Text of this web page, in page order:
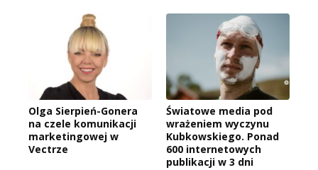
Olga Sierpień-Gonera
na czele komunikacji
marketingowej w
Vectrze
Światowe media pod
wrażeniem wyczynu
Kubkowskiego. Ponad
600 internetowych
publikacji w 3 dni